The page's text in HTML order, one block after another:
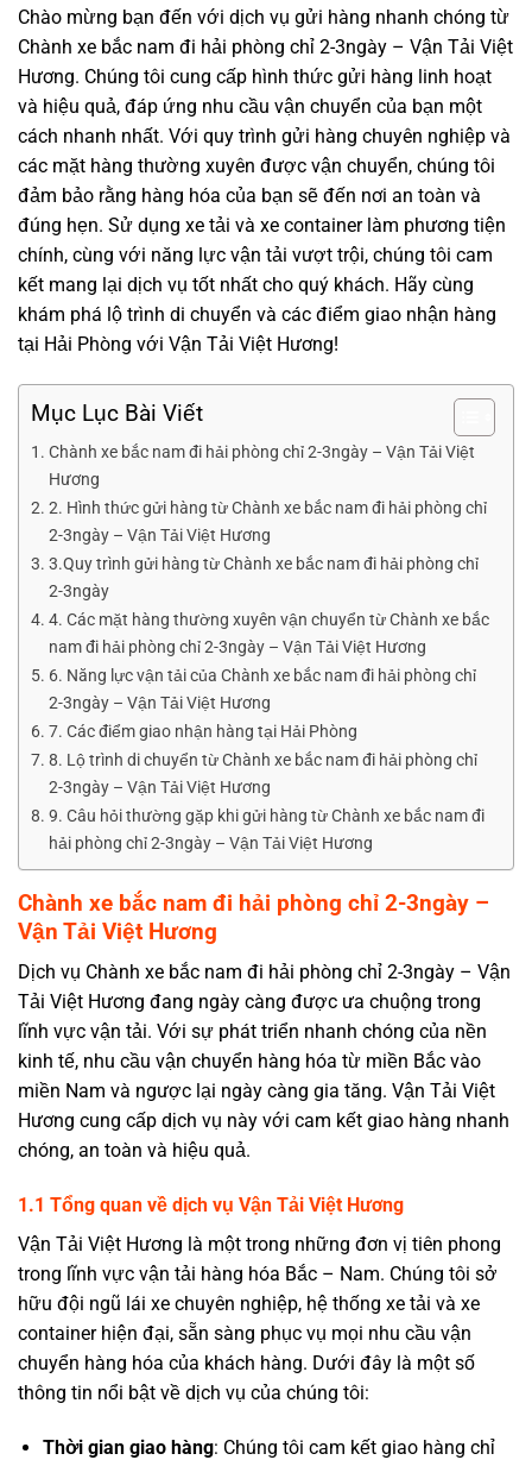
Chào mừng bạn đến với dịch vụ gửi hàng nhanh chóng từ
Chành xe bắc nam đi hải phòng chỉ 2-3ngày – Vận Tải Việt
Hương. Chúng tôi cung cấp hình thức gửi hàng linh hoạt
và hiệu quả, đáp ứng nhu cầu vận chuyển của bạn một
cách nhanh nhất. Với quy trình gửi hàng chuyên nghiệp và
các mặt hàng thường xuyên được vận chuyển, chúng tôi
đảm bảo rằng hàng hóa của bạn sẽ đến nơi an toàn và
đúng hẹn. Sử dụng xe tải và xe container làm phương tiện
chính, cùng với năng lực vận tải vượt trội, chúng tôi cam
kết mang lại dịch vụ tốt nhất cho quý khách. Hãy cùng
khám phá lộ trình di chuyển và các điểm giao nhận hàng
tại Hải Phòng với Vận Tải Việt Hương!
Mục Lục Bài Viết
Chành xe bắc nam đi hải phòng chỉ 2-3ngày – Vận Tải Việt
Hương
2. Hình thức gửi hàng từ Chành xe bắc nam đi hải phòng chỉ
2-3ngày – Vận Tải Việt Hương
3.Quy trình gửi hàng từ Chành xe bắc nam đi hải phòng chỉ
2-3ngày
4. Các mặt hàng thường xuyên vận chuyển từ Chành xe bắc
nam đi hải phòng chỉ 2-3ngày – Vận Tải Việt Hương
6. Năng lực vận tải của Chành xe bắc nam đi hải phòng chỉ
2-3ngày – Vận Tải Việt Hương
7. Các điểm giao nhận hàng tại Hải Phòng
8. Lộ trình di chuyển từ Chành xe bắc nam đi hải phòng chỉ
2-3ngày – Vận Tải Việt Hương
9. Câu hỏi thường gặp khi gửi hàng từ Chành xe bắc nam đi
hải phòng chỉ 2-3ngày – Vận Tải Việt Hương
Chành xe bắc nam đi hải phòng chỉ 2-3ngày –
Vận Tải Việt Hương
Dịch vụ Chành xe bắc nam đi hải phòng chỉ 2-3ngày – Vận
Tải Việt Hương đang ngày càng được ưa chuộng trong
lĩnh vực vận tải. Với sự phát triển nhanh chóng của nền
kinh tế, nhu cầu vận chuyển hàng hóa từ miền Bắc vào
miền Nam và ngược lại ngày càng gia tăng. Vận Tải Việt
Hương cung cấp dịch vụ này với cam kết giao hàng nhanh
chóng, an toàn và hiệu quả.
1.1 Tổng quan về dịch vụ Vận Tải Việt Hương
Vận Tải Việt Hương là một trong những đơn vị tiên phong
trong lĩnh vực vận tải hàng hóa Bắc – Nam. Chúng tôi sở
hữu đội ngũ lái xe chuyên nghiệp, hệ thống xe tải và xe
container hiện đại, sẵn sàng phục vụ mọi nhu cầu vận
chuyển hàng hóa của khách hàng. Dưới đây là một số
thông tin nổi bật về dịch vụ của chúng tôi:
Thời gian giao hàng: Chúng tôi cam kết giao hàng chỉ